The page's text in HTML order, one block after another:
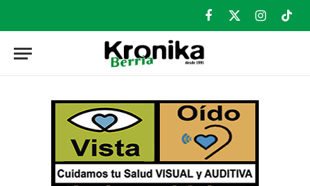
Facebook
X
Instagram